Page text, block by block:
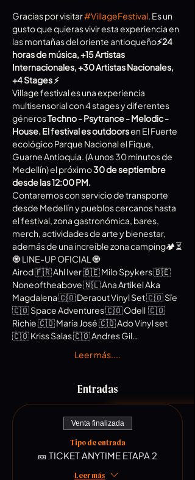
Gracias por visitar #VillageFestival. Es un
gusto que quieras vivir esta experiencia en
las montañas del oriente antioqueño⚡️24
horas de música, +15 Artistas
Internacionales, +30 Artistas Nacionales,
+4 Stages ⚡️
Village festival es una experiencia
multisensorial con 4 stages y diferentes
géneros Techno - Psytrance - Melodic -
House.El festival es outdoors en El Fuerte
ecológico Parque Nacional el Fique,
Guarne Antioquia. (A unos 30 minutos de
Medellín) el próximo 30 de septiembre
desde las 12:00 PM.
Contaremos con servicio de transporte
desde Medellín y pueblos cercanos hasta
el festival, zona gastronómica, bares,
merch, actividades de arte y bienestar,
además de una increíble zona camping🏕⏳
🧿 LINE-UP OFICIAL 🧿
Airod 🇫🇷 Ahl Iver 🇧🇪 Milo Spykers 🇧🇪
Noneoftheabove 🇳🇱 Ana Artikel Aka
Magdalena 🇨🇴 Deraout Vinyl Set 🇨🇴 Sïe
🇨🇴 Space Adventures 🇨🇴 Odell  🇨🇴
Richie 🇨🇴 María José 🇨🇴 Ado Vinyl set
🇨🇴 Kriss Salas 🇨🇴 Andres Gil…
Leer más....
Entradas
Venta finalizada
Tipo de entrada
🎫 TICKET ANYTIME ETAPA 2
Leer más